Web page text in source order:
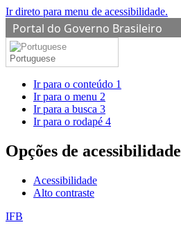
Ir direto para menu de acessibilidade.
Portal do Governo Brasileiro
Portuguese
Ir para o conteúdo 1
Ir para o menu 2
Ir para a busca 3
Ir para o rodapé 4
Opções de acessibilidade
Acessibilidade
Alto contraste
IFB